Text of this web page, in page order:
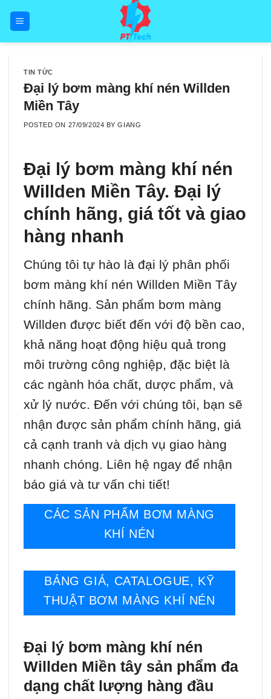
TIN TỨC
Đại lý bơm màng khí nén Willden
Miền Tây
POSTED ON 27/09/2024 BYGIANG
Đại lý bơm màng khí nén
Willden Miền Tây. Đại lý
chính hãng, giá tốt và giao
hàng nhanh
Chúng tôi tự hào là đại lý phân phối
bơm màng khí nén Willden Miền Tây
chính hãng. Sản phẩm bơm màng
Willden được biết đến với độ bền cao,
khả năng hoạt động hiệu quả trong
môi trường công nghiệp, đặc biệt là
các ngành hóa chất, dược phẩm, và
xử lý nước. Đến với chúng tôi, bạn sẽ
nhận được sản phẩm chính hãng, giá
cả cạnh tranh và dịch vụ giao hàng
nhanh chóng. Liên hệ ngay để nhận
báo giá và tư vấn chi tiết!
CÁC SẢN PHẨM BƠM MÀNG
KHÍ NÉN
BẢNG GIÁ, CATALOGUE, KỸ
THUẬT BƠM MÀNG KHÍ NÉN
Đại lý bơm màng khí nén
Willden Miền tây sản phẩm đa
dạng chất lượng hàng đầu